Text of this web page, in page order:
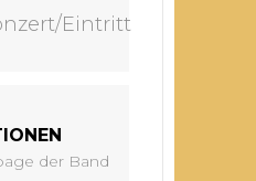
Eintritt
der Band